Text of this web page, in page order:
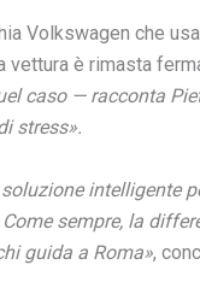
Volkswagen che
vettura è rimasta
caso — racconta
stress».
intelligente
sempre, la
guida a Roma»,